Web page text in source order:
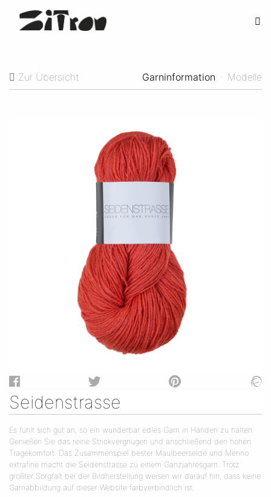
Zur Übersicht Garninformation · Modelle
Seidenstrasse
Es fühlt sich gut an, so ein wunderbar edles Garn in Händen zu halten.
Genießen Sie das reine Strickvergnügen und anschließend den hohen
Tragekomfort. Das Zusammenspiel bester Maulbeerseide und Merino
extrafine macht die Seidenstrasse zu einem Ganzjahresgarn. Trotz
größter Sorgfalt bei der Bildherstellung weisen wir darauf hin, dass keine
Garnabbildung auf dieser Website farbverbindlich ist.